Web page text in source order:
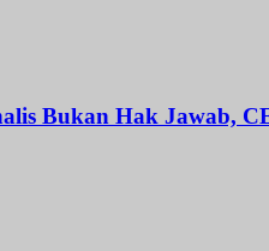
Bukan Hak Jawab,